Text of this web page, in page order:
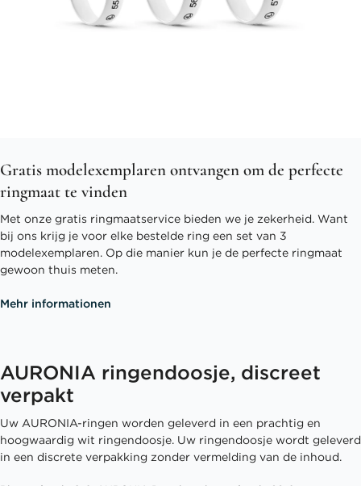
Gratis modelexemplaren ontvangen om de perfecte
ringmaat te vinden
Met onze gratis ringmaatservice bieden we je zekerheid. Want
bij ons krijg je voor elke bestelde ring een set van 3
modelexemplaren. Op die manier kun je de perfecte ringmaat
gewoon thuis meten.
Mehr informationen
AURONIA ringendoosje, discreet
verpakt
Uw AURONIA-ringen worden geleverd in een prachtig en
hoogwaardig wit ringendoosje. Uw ringendoosje wordt geleverd
in een discrete verpakking zonder vermelding van de inhoud.